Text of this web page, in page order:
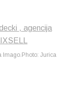
Imago.Photo: Jurica